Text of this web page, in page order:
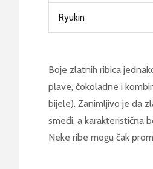
Ryukin
Boje zlatnih ribica
plave, čokoladne i
bijele). Zanimljivo je da
smeđi, a karakteristična
Neke ribe mogu čak